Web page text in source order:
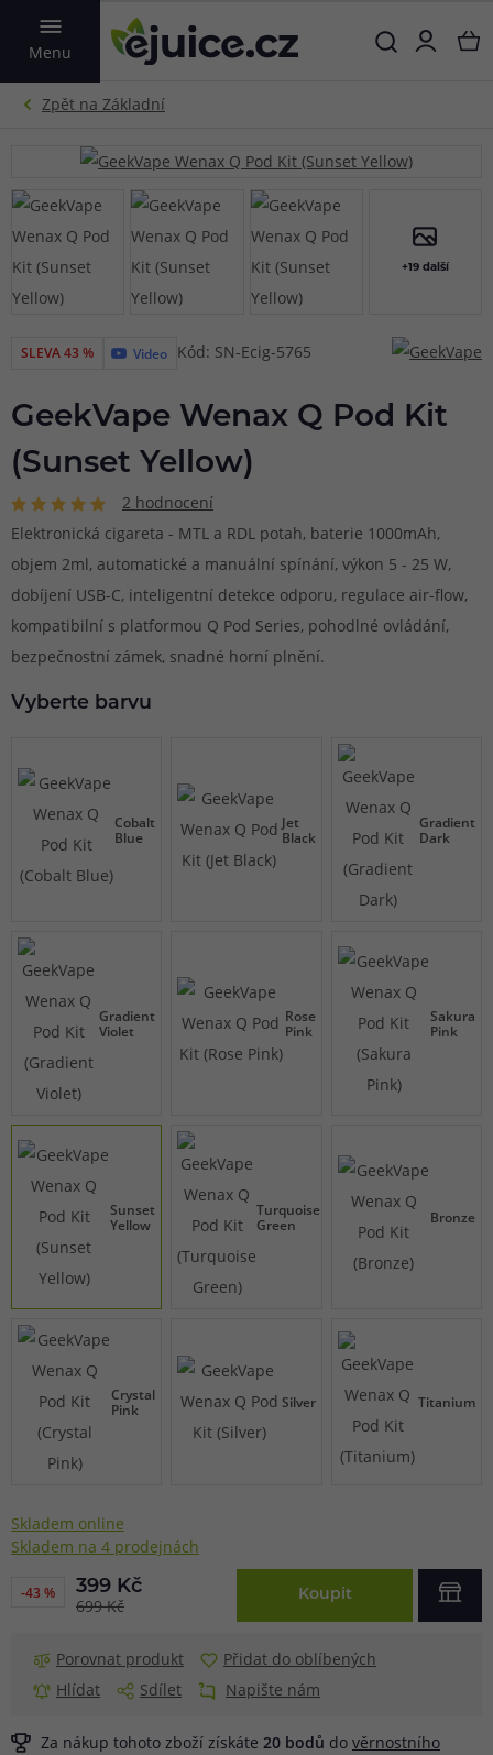
Menu
VYHLEDAT
+19 další
SLEVA 43 % Video Kód: SN-Ecig-5765
GeekVape Wenax Q Pod Kit
(Sunset Yellow)
2 hodnocení
Elektronická cigareta - MTL a RDL potah, baterie 1000mAh,
objem 2ml, automatické a manuální spínání, výkon 5 - 25 W,
dobíjení USB-C, inteligentní detekce odporu, regulace air-flow,
kompatibilní s platformou Q Pod Series, pohodlné ovládání,
bezpečnostní zámek, snadné horní plnění.
Vyberte barvu
Cobalt
Blue
Jet
Black
Gradient
Dark
Gradient
Violet
Rose
Pink
Sakura
Pink
Sunset
Yellow
Turquoise
Green
Bronze
Crystal
Pink
Silver Titanium
Skladem online
Skladem na 4 prodejnách
-43 %
399 Kč
699 Kč
Koupit
Porovnat produkt
Přidat do oblíbených
Hlídat
Sdílet Napište nám
Za nákup tohoto zboží získáte 20 bodů do věrnostního